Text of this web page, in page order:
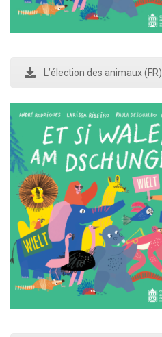
L’élection des animaux (FR)